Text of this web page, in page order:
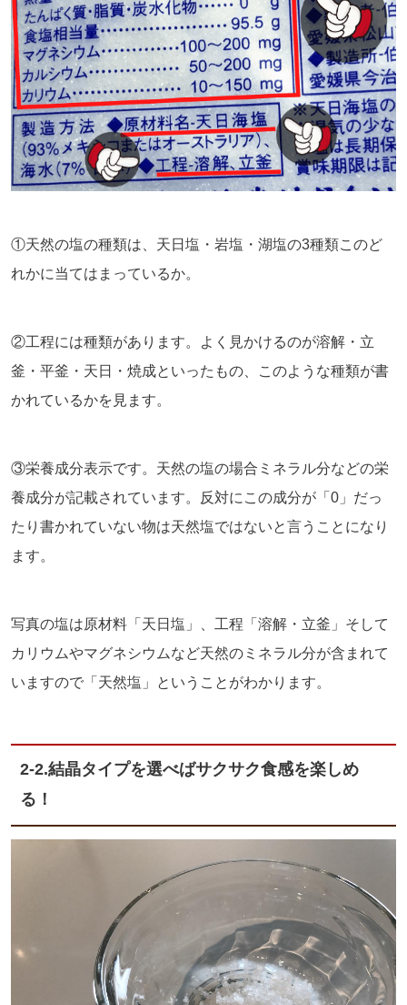
①天然の塩の種類は、天日塩・岩塩・湖塩の3種類このど
れかに当てはまっているか。
②工程には種類があります。よく見かけるのが溶解・立
釜・平釜・天日・焼成といったもの、このような種類が書
かれているかを見ます。
③栄養成分表示です。天然の塩の場合ミネラル分などの栄
養成分が記載されています。反対にこの成分が「0」だっ
たり書かれていない物は天然塩ではないと言うことになり
ます。
写真の塩は原材料「天日塩」、工程「溶解・立釜」そして
カリウムやマグネシウムなど天然のミネラル分が含まれて
いますので「天然塩」ということがわかります。
2-2.結晶タイプを選べばサクサク食感を楽しめ
る！